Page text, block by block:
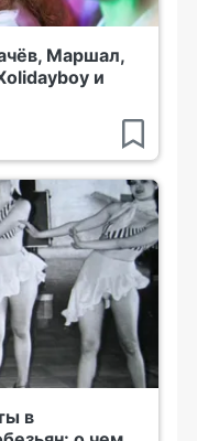
Маршал,
и
в